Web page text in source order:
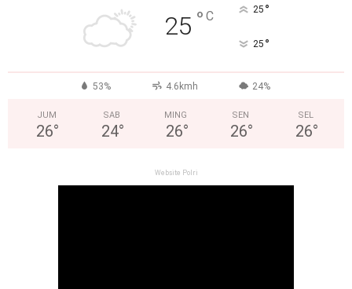
25 ° C 25 °
25 °
53% 4.6kmh 24%
JUM
26°
SAB
24°
MING
26°
SEN
26°
SEL
26°
Website Polri